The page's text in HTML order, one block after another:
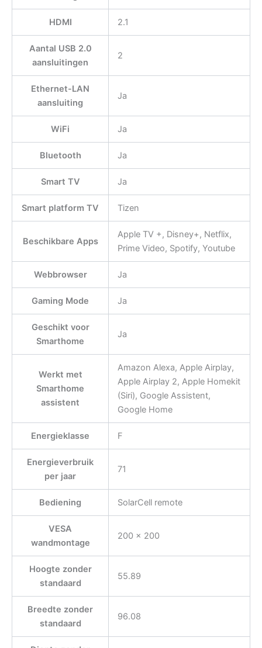
HDMI 2.1
Aantal USB 2.0
aansluitingen
2
Ethernet-LAN
aansluiting
Ja
WiFi Ja
Bluetooth Ja
Smart TV Ja
Smart platform TV Tizen
Beschikbare Apps
Apple TV +, Disney+, Netflix,
Prime Video, Spotify, Youtube
Webbrowser Ja
Gaming Mode Ja
Geschikt voor
Smarthome
Ja
Werkt met
Smarthome
assistent
Amazon Alexa, Apple Airplay,
Apple Airplay 2, Apple Homekit
(Siri), Google Assistent,
Google Home
Energieklasse F
Energieverbruik
per jaar
71
Bediening SolarCell remote
VESA
wandmontage
200 x 200
Hoogte zonder
standaard
55.89
Breedte zonder
standaard
96.08